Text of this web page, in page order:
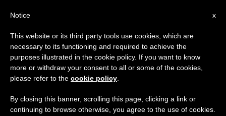
ETIQUETA
Posts Tagged ‘misa
Difuntos’
×
Aviso importante
Del 27 de julio al 7 de agosto haremos la pausa
anual, aprovechando que en el periodo de verano
se generan menos informaciones y también el
x
Notice
This website or its third party tools use cookies, which are
necessary to its functioning and required to achieve the
purposes illustrated in the cookie policy. If you want to know
more or withdraw your consent to all or some of the cookies,
please refer to the cookie policy
By closing this banner, scrolling this page, clicking a link or
continuing to browse otherwise, you agree to the use of cookies.